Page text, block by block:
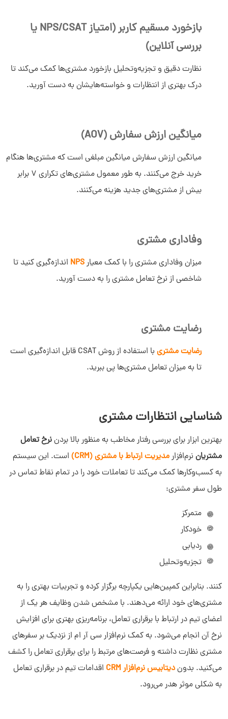
بازخورد مسقیم کاربر (امتیاز NPS/CSAT یا
بررسی آنلاین)
نظارت دقیق و تجزیه‌وتحلیل بازخورد مشتری‌ها کمک می‌کند تا
درک بهتری از انتظارات و خواسته‌هایشان به دست آورید.
میانگین ارزش سفارش (AOV)
میانگین ارزش سفارش میانگین مبلغی است که مشتری‌ها هنگام
خرید خرج می‌کنند. به طور معمول مشتری‌های تکراری 7 برابر
بیش از مشتری‌های جدید هزینه می‌کنند.
وفاداری مشتری
میزان وفاداری مشتری را با کمک معیارNPS اندازه‌گیری کنید تا
شاخصی از نرخ تعامل مشتری را به دست آورید.
رضایت مشتری
رضایت مشتری
با استفاده از روش CSAT قابل اندازه‌گیری است
تا به میزان تعامل مشتری‌ها پی ببرید.
شناسایی انتظارات مشتری
بهترین ابزار برای بررسی رفتار مخاطب به منظور بالا بردننرخ تعامل
مشتریان نرم‌افزارمدیریت ارتباط با مشتری (CRM)
است. این سیستم
به کسب‌وکارها کمک می‌کند تا تعاملات خود را در تمام نقاط تماس در
طول سفر مشتری:
متمرکز
خودکار
ردیابی
تجزیه‌وتحلیل
کنند. بنابراین کمپین‌هایی یکپارچه برگزار کرده و تجربیات بهتری را به
مشتری‌های خود ارائه می‌دهند. با مشخص شدن وظایف هر یک از
اعضای تیم در ارتباط با برقراری تعامل، برنامه‌ریزی بهتری برای افزایش
نرخ آن انجام می‌شود. به کمک نرم‌افزار سی آر ام از نزدیک بر سفرهای
مشتری نظارت داشته و فرصت‌های مرتبط را برای برقراری تعامل را کشف
می‌کنید. بدوندیتابیس نرم‌افزار CRM
اقدامات تیم در برقراری تعامل
به شکلی موثر هدر می‌رود.